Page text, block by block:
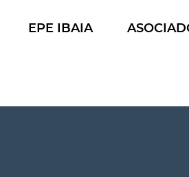
EPE IBAIA